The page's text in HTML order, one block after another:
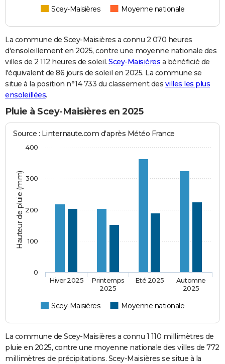
Scey-Maisières Moyenne nationale
La commune de Scey-Maisières a connu 2 070 heures
d'ensoleillement en 2025, contre une moyenne nationale des
villes de 2 112 heures de soleil. Scey-Maisières a bénéficié de
l'équivalent de 86 jours de soleil en 2025. La commune se
situe à la position n°14 733 du classement des villes les plus
ensoleillées.
Pluie à Scey-Maisières en 2025
Hauteur de pluie (mm)
Source : Linternaute.com d'après Météo France
Scey-Maisières Moyenne nationale
Hiver 2025
Printemps
2025
Eté 2025
Automne
2025
0
100
200
300
400
La commune de Scey-Maisières a connu 1 110 millimètres de
pluie en 2025, contre une moyenne nationale des villes de 772
millimètres de précipitations. Scey-Maisières se situe à la